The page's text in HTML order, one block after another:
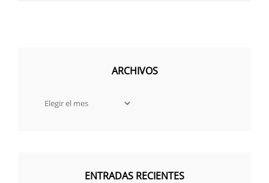
ARCHIVOS
Archivos
ENTRADAS RECIENTES